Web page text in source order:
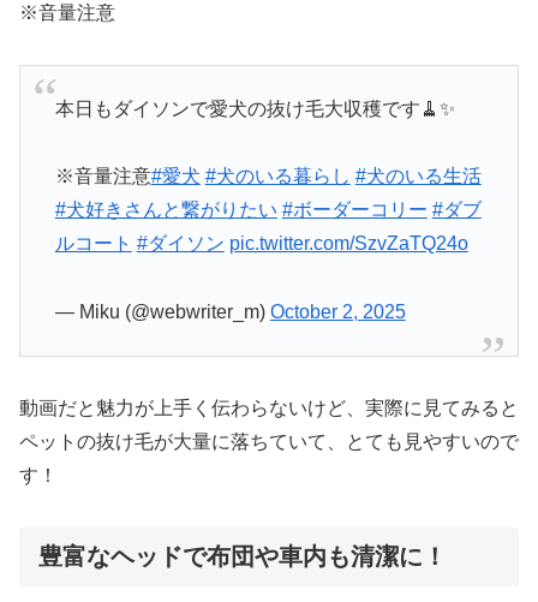
※音量注意
本日もダイソンで愛犬の抜け毛大収穫です🧹✨
※音量注意#愛犬 #犬のいる暮らし #犬のいる生活
#犬好きさんと繋がりたい #ボーダーコリー #ダブ
ルコート #ダイソン pic.twitter.com/SzvZaTQ24o
— Miku (@webwriter_m) October 2, 2025
動画だと魅力が上手く伝わらないけど、実際に見てみると
ペットの抜け毛が大量に落ちていて、とても見やすいので
す！
豊富なヘッドで布団や車内も清潔に！